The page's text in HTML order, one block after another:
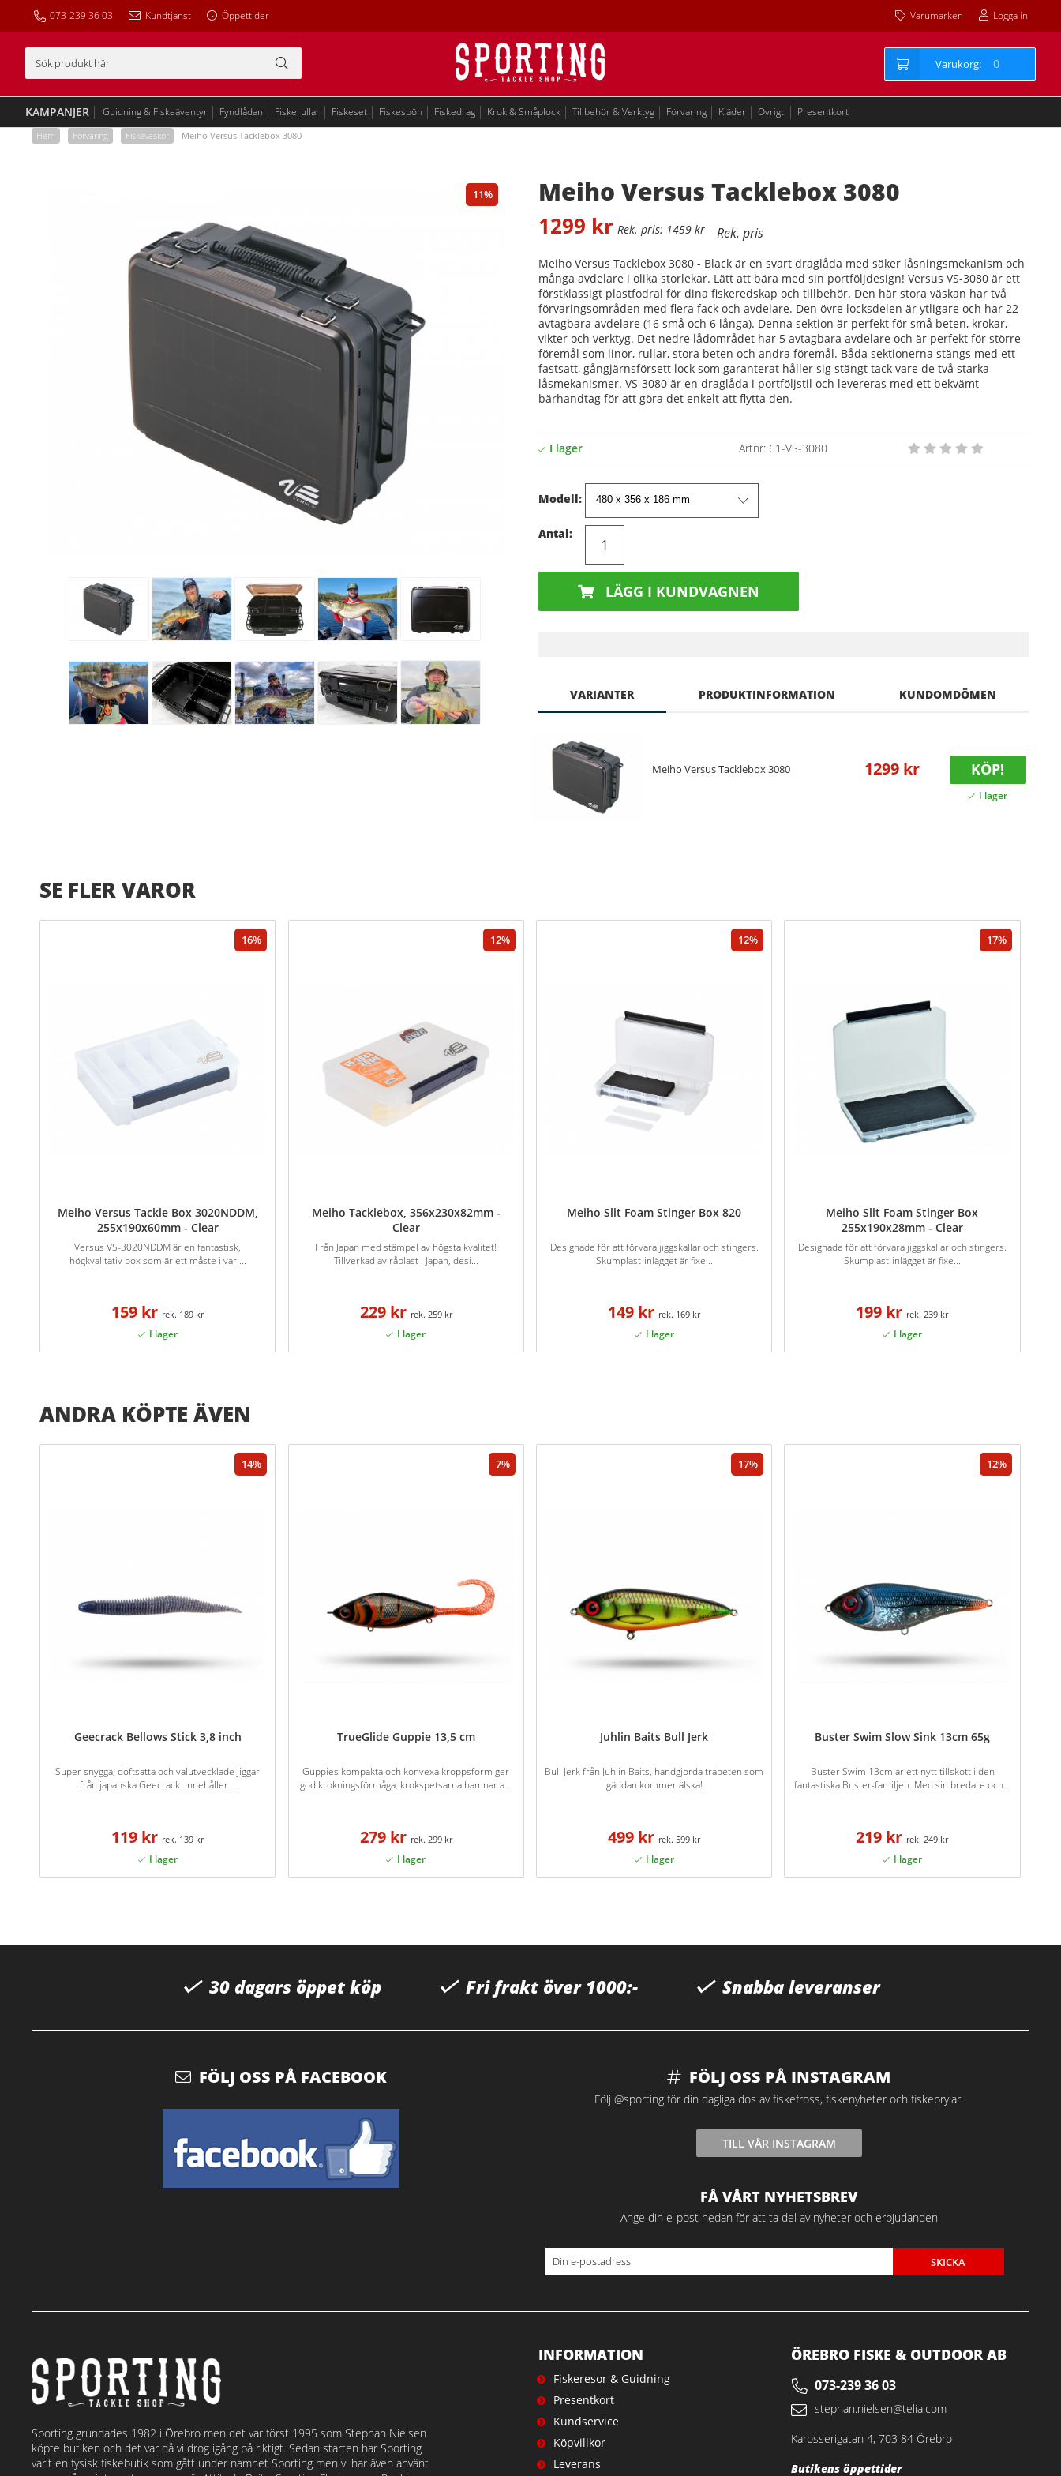
073-239 36 03 Kundtjänst Öppettider Varumärken Logga in
0
Guidning & Fiskeäventyr Fyndlådan Fiskerullar Fiskeset Fiskespön Fiskedrag Krok & Småplock Tillbehör & Verktyg Förvaring Kläder Övrigt
KAMPANJER Presentkort
Hem Förvaring Fiskeväskor Meiho Versus Tacklebox 3080
11 Meiho Versus Tacklebox 3080
1459kr
1299 kr
Meiho Versus Tacklebox 3080 - Black är en svart draglåda med säker låsningsmekanism och
många avdelare i olika storlekar. Lätt att bära med sin portföljdesign! Versus VS-3080 är ett
förstklassigt plastfodral för dina fiskeredskap och tillbehör. Den här stora väskan har två
förvaringsområden med flera fack och avdelare. Den övre locksdelen är ytligare och har 22
avtagbara avdelare (16 små och 6 långa). Denna sektion är perfekt för små beten, krokar,
vikter och verktyg. Det nedre lådområdet har 5 avtagbara avdelare och är perfekt för större
föremål som linor, rullar, stora beten och andra föremål. Båda sektionerna stängs med ett
fastsatt, gångjärnsförsett lock som garanterat håller sig stängt tack vare de två starka
låsmekanismer. VS-3080 är en draglåda i portföljstil och levereras med ett bekvämt
bärhandtag för att göra det enkelt att flytta den.
Artnr: 61-VS-3080
Modell:
Antal:
LÄGG I KUNDVAGNEN
VARIANTER
Meiho Versus Tacklebox 3080 1299 kr KÖP!
PRODUKTINFORMATION KUNDOMDÖMEN
SE FLER VAROR
16
Meiho Versus Tackle Box 3020NDDM,
255x190x60mm - Clear
Versus VS-3020NDDM är en fantastisk,
högkvalitativ box som är ett måste i varj...
159 kr 189 kr
12
Meiho Tacklebox, 356x230x82mm -
Clear
Från Japan med stämpel av högsta kvalitet!
Tillverkad av råplast i Japan, desi...
229 kr 259 kr
12
Meiho Slit Foam Stinger Box 820
Designade för att förvara jiggskallar och stingers.
Skumplast-inlägget är fixe...
149 kr 169 kr
17
Meiho Slit Foam Stinger Box
255x190x28mm - Clear
Designade för att förvara jiggskallar och stingers.
Skumplast-inlägget är fixe...
199 kr 239 kr
ANDRA KÖPTE ÄVEN
14
Geecrack Bellows Stick 3,8 inch
Super snygga, doftsatta och välutvecklade jiggar
från japanska Geecrack. Innehåller...
119 kr 139 kr
7
TrueGlide Guppie 13,5 cm
Guppies kompakta och konvexa kroppsform ger
god krokningsförmåga, krokspetsarna hamnar a...
279 kr 299 kr
17
Juhlin Baits Bull Jerk
Bull Jerk från Juhlin Baits, handgjorda träbeten som
gäddan kommer älska!
499 kr 599 kr
12
Buster Swim Slow Sink 13cm 65g
Buster Swim 13cm är ett nytt tillskott i den
fantastiska Buster-familjen. Med sin bredare och...
219 kr 249 kr
30 dagars öppet köp Fri frakt över 1000:- Snabba leveranser
FÖLJ OSS PÅ FACEBOOK FÖLJ OSS PÅ INSTAGRAM
Följ @sporting för din dagliga dos av fiskefross, fiskenyheter och fiskeprylar.
TILL VÅR INSTAGRAM
FÅ VÅRT NYHETSBREV
Ange din e-post nedan för att ta del av nyheter och erbjudanden
SKICKA
Sporting grundades 1982 i Örebro men det var först 1995 som Stephan Nielsen
köpte butiken och det var då vi drog igång på riktigt. Sedan starten har Sporting
varit en fysisk fiskebutik som gått under namnet Sporting men vi har även använt
INFORMATION
Fiskeresor & Guidning
Presentkort
Kundservice
Köpvillkor
Leverans
ÖREBRO FISKE & OUTDOOR AB
073-239 36 03
stephan.nielsen@telia.com
Karosserigatan 4, 703 84 Örebro
Butikens öppettider